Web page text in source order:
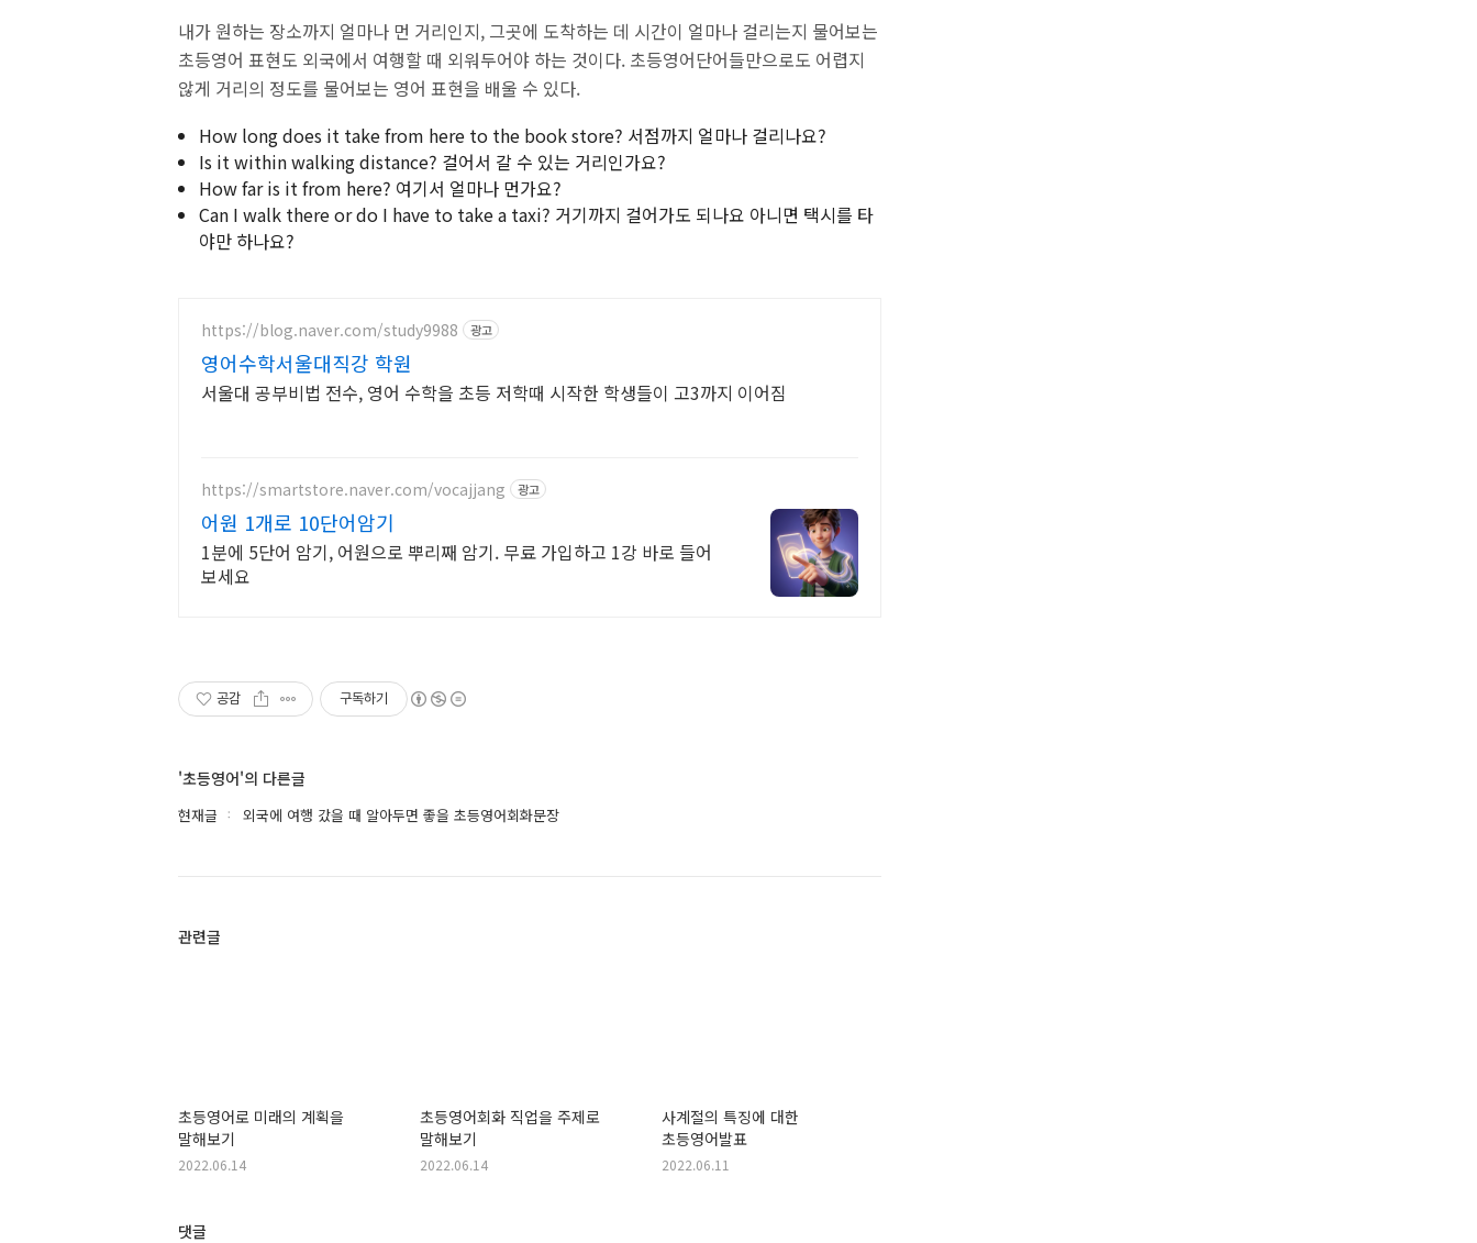
내가 원하는 장소까지 얼마나 먼 거리인지, 그곳에 도착하는 데 시간이 얼마나 걸리는지 물어보는
초등영어 표현도 외국에서 여행할 때 외워두어야 하는 것이다. 초등영어단어들만으로도 어렵지
않게 거리의 정도를 물어보는 영어 표현을 배울 수 있다.
How long does it take from here to the book store? 서점까지 얼마나 걸리나요?
Is it within walking distance? 걸어서 갈 수 있는 거리인가요?
How far is it from here? 여기서 얼마나 먼가요?
Can I walk there or do I have to take a taxi? 거기까지 걸어가도 되나요 아니면 택시를 타
야만 하나요?
https://blog.naver.com/study9988 광고
영어수학서울대직강 학원
서울대 공부비법 전수, 영어 수학을 초등 저학때 시작한 학생들이 고3까지 이어짐
https://smartstore.naver.com/vocajjang 광고
어원 1개로 10단어암기
1분에 5단어 암기, 어원으로 뿌리째 암기. 무료 가입하고 1강 바로 들어
보세요
공감 구독하기
'초등영어'의 다른글
현재글 외국에 여행 갔을 때 알아두면 좋을 초등영어회화문장
관련글
초등영어로 미래의 계획을
말해보기
2022.06.14
초등영어회화 직업을 주제로
말해보기
2022.06.14
사계절의 특징에 대한
초등영어발표
2022.06.11
댓글